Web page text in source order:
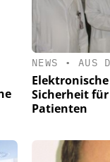
NEWS • AUS
Sicherheit
Patienten